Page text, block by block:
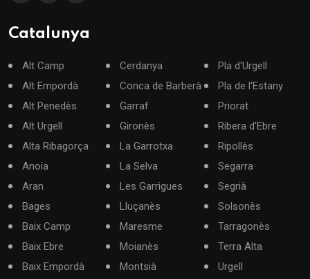
Catalunya
Alt Camp
Alt Empordà
Alt Penedès
Alt Urgell
Alta Ribagorça
Anoia
Aran
Bages
Baix Camp
Baix Ebre
Baix Empordà
Cerdanya
Conca de Barberà
Garraf
Gironès
La Garrotxa
La Selva
Les Garrigues
Lluçanès
Maresme
Moianès
Montsià
Pla d'Urgell
Pla de l'Estany
Priorat
Ribera d'Ebre
Ripollès
Segarra
Segrià
Solsonès
Tarragonès
Terra Alta
Urgell